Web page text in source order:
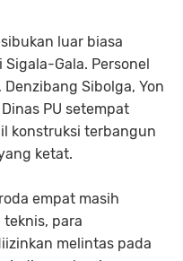
luar biasa
Gala. Personel
Sibolga, Yon
PU setempat
konstruksi terbangun
ketat.
empat masih
para
melintas pada